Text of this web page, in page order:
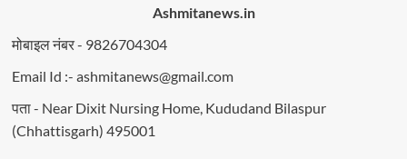
Ashmitanews.in
मोबाइल नंबर - 9826704304
Email Id :- ashmitanews@gmail.com
पता - Near Dixit Nursing Home, Kududand Bilaspur
(Chhattisgarh) 495001